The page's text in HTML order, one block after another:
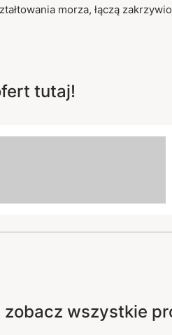
morza, łączą
tutaj!
zobacz wszystkie